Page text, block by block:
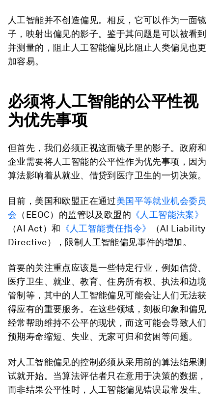
人工智能并不创造偏见。相反，它可以作为一面镜
子，映射出偏见的影子。鉴于其问题是可以被看到
并测量的，阻止人工智能偏见比阻止人类偏见也更
加容易。
必须将人工智能的公平性视
为优先事项
但首先，我们必须正视这面镜子里的影子。政府和
企业需要将人工智能的公平性作为优先事项，因为
算法影响着从就业、借贷到医疗卫生的一切决策。
目前，美国和欧盟正在通过美国平等就业机会委员
会 （EEOC）的监管以及欧盟的 《人工智能法案》
（AI Act）和 《人工智能责任指令》
（AI Liability
Directive），限制人工智能偏见事件的增加。
首要的关注重点应该是一些特定行业，例如信贷、
医疗卫生、就业、教育、住房所有权、执法和边境
管制等，其中的人工智能偏见可能会让人们无法获
得应有的重要服务。在这些领域，刻板印象和偏见
经常帮助维持不公平的现状，而这可能会导致人们
预期寿命缩短、失业、无家可归和贫困等问题。
对人工智能偏见的控制必须从采用前的算法结果测
试就开始。当算法评估者只在意用于决策的数据，
而非结果公平性时，人工智能偏见错误最常发生。